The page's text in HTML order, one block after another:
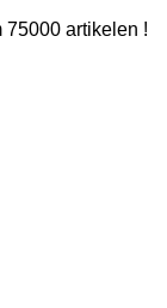
75000 artikelen !